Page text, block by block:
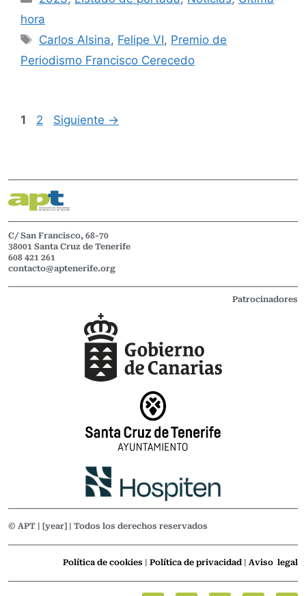
hora
Carlos Alsina, Felipe VI, Premio de
Periodismo Francisco Cerecedo
1 2 Siguiente →
C/ San Francisco, 68-70
38001 Santa Cruz de Tenerife
608 421 261
contacto@aptenerife.org
Patrocinadores
© APT | [year] | Todos los derechos reservados
Política de cookies Política de privacidad Aviso legal